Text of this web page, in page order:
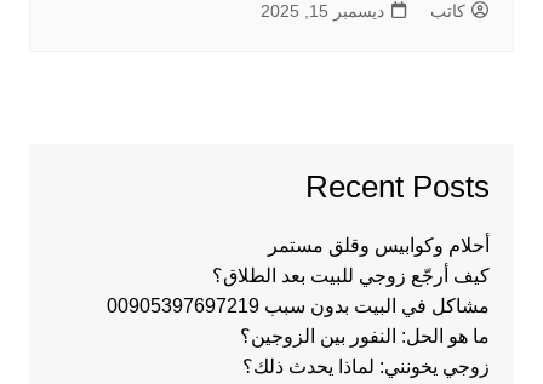
كاتب ديسمبر 15, 2025
Recent Posts
أحلام وكوابيس وقلق مستمر
كيف أرجّع زوجي للبيت بعد الطلاق؟
مشاكل في البيت بدون سبب 00905397697219
ما هو الحل: النفور بين الزوجين؟
زوجي يخونني: لماذا يحدث ذلك؟